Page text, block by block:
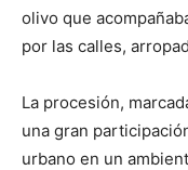
olivo que
por las calles,
La procesión,
una gran
urbano en un